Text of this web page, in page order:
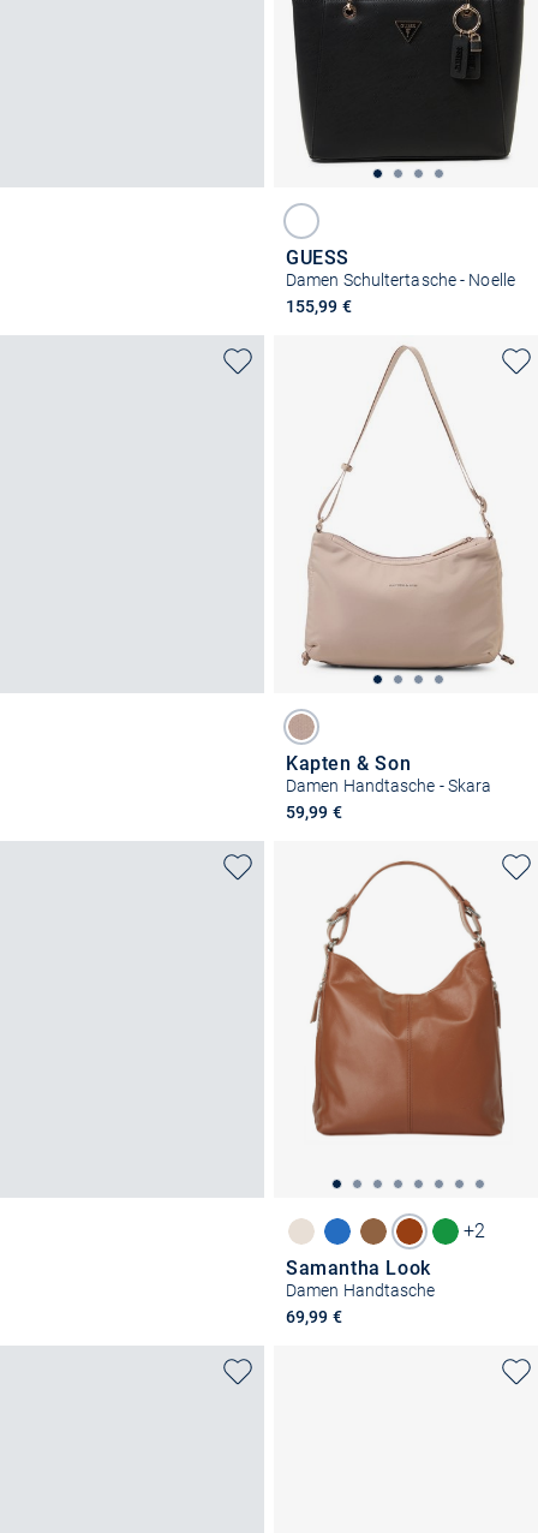
GUESS
Damen Schultertasche - Noelle
155,99 €
Kapten & Son
Damen Handtasche - Skara
59,99 €
+2
Samantha Look
Damen Handtasche
69,99 €